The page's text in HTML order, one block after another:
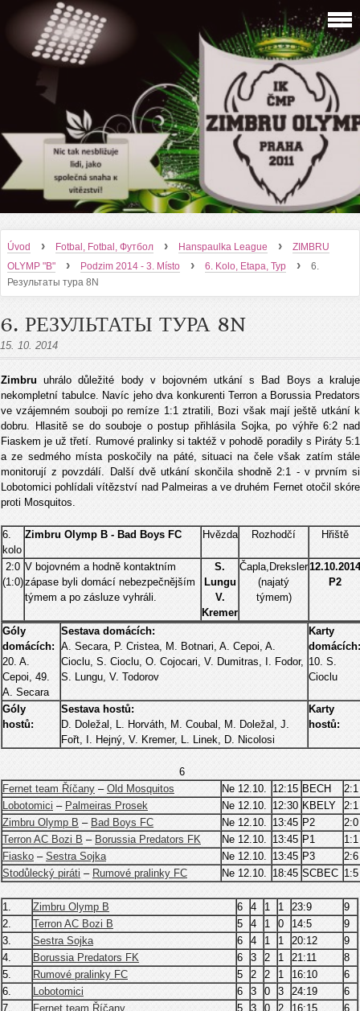
Úvod › Fotbal, Fotbal, Футбол › Hanspaulka League ›
ZIMBRU
OLYMP "B"
› Podzim 2014 - 3. Místo › 6. Kolo, Etapa, Тур ›
6.
Результаты тура 8N
6. РЕЗУЛЬТАТЫ ТУРА 8N
15. 10. 2014
Zimbruuhrálo důležité body v bojovném utkání s Bad Boys a kraluje
nekompletní tabulce. Navíc jeho dva konkurenti Terron a Borussia Predators
ve vzájemném souboji po remíze 1:1 ztratili, Bozi však mají ještě utkání k
dobru. Hlasitě se do souboje o postup přihlásila Sojka, po výhře 6:2 nad
Fiaskem je už třetí. Rumové pralinky si taktéž v pohodě poradily s Piráty 5:1
a ze sedmého místa poskočily na páté, situaci na čele však zatím stále
monitorují z povzdálí. Další dvě utkání skončila shodně 2:1 - v prvním si
Lobotomici pohlídali vítězství nad Palmeiras a ve druhém Fernet otočil skóre
proti Mosquitos.
6.
kolo
Zimbru Olymp B - Bad Boys FC Hvězda Rozhodčí Hřiště
2:0
(1:0)
V bojovném a hodně kontaktním
zápase byli domácí nebezpečnějším
týmem a po zásluze vyhráli.
S.
Lungu
V.
Kremer
Čapla,Dreksler
(najatý
týmem)
12.10.2014
P2
Góly
domácích:
20. A.
Cepoi, 49.
A. Secara
Sestava domácích:
A. Secara, P. Cristea, M. Botnari, A. Cepoi, A.
Cioclu, S. Cioclu, O. Cojocari, V. Dumitras, I. Fodor,
S. Lungu, V. Todorov
Karty
domácích:
10. S.
Cioclu
Góly
hostů:
Sestava hostů:
D. Doležal, L. Horváth, M. Coubal, M. Doležal, J.
Fořt, I. Hejný, V. Kremer, L. Linek, D. Nicolosi
Karty
hostů:
6
Fernet team Říčany – Old Mosquitos Ne 12.10. 12:15 BECH
2:1
Lobotomici – Palmeiras Prosek Ne 12.10. 12:30 KBELY
2:1
Zimbru Olymp B – Bad Boys FC Ne 12.10. 13:45 P2
2:0
Terron AC Bozi B – Borussia Predators FK Ne 12.10. 13:45 P1
1:1
Fiasko – Sestra Sojka Ne 12.10. 13:45 P3
2:6
Stodůlecký piráti – Rumové pralinky FC Ne 12.10. 18:45 SCBEC 1:5
1. Zimbru Olymp B 6 4 1 1 23:9
9
2.
Terron AC Bozi B 5 4 1 0 14:5
9
3.
Sestra Sojka 6 4 1 1 20:12
9
4.
Borussia Predators FK 6 3 2 1 21:11
8
5.
Rumové pralinky FC 5 2 2 1 16:10
6
6.
Lobotomici 6 3 0 3 24:19
6
7.
Fernet team Říčany 5 3 0 2 16:15
6